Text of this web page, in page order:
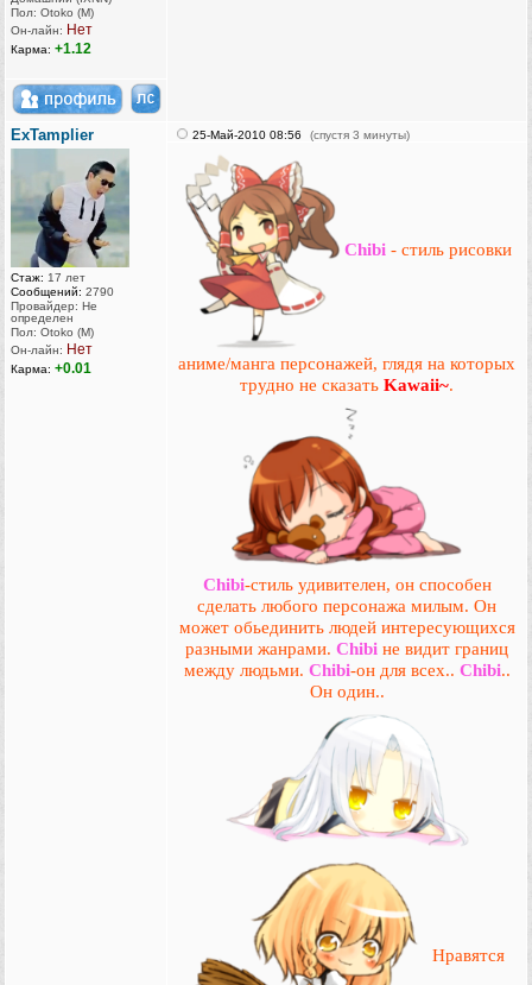
Пол: Otoko (M)
Он-лайн: Нет
Карма: +1.12
ExTamplier
Стаж: 17 лет
Сообщений: 2790
Провайдер: Не
определен
Пол: Otoko (M)
Он-лайн: Нет
Карма: +0.01
25-Май-2010 08:56 (спустя 3 минуты)
Chibi - стиль рисовки
аниме/манга персонажей, глядя на которых
трудно не сказать Kawaii~.
Chibi-стиль удивителен, он способен
сделать любого персонажа милым. Он
может обьединить людей интересующихся
разными жанрами. Chibi не видит границ
между людьми. Chibi-он для всех.. Chibi..
Он один..
Нравятся